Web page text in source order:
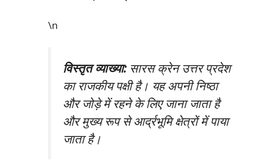
\n
विस्तृत व्याख्या:सारस क्रेन उत्तर प्रदेश
का राजकीय पक्षी है। यह अपनी निष्ठा
और जोड़े में रहने के लिए जाना जाता है
और मुख्य रूप से आर्द्रभूमि क्षेत्रों में पाया
जाता है।